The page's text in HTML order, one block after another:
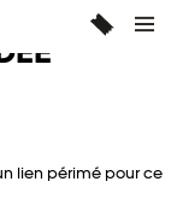
lien périmé pour ce